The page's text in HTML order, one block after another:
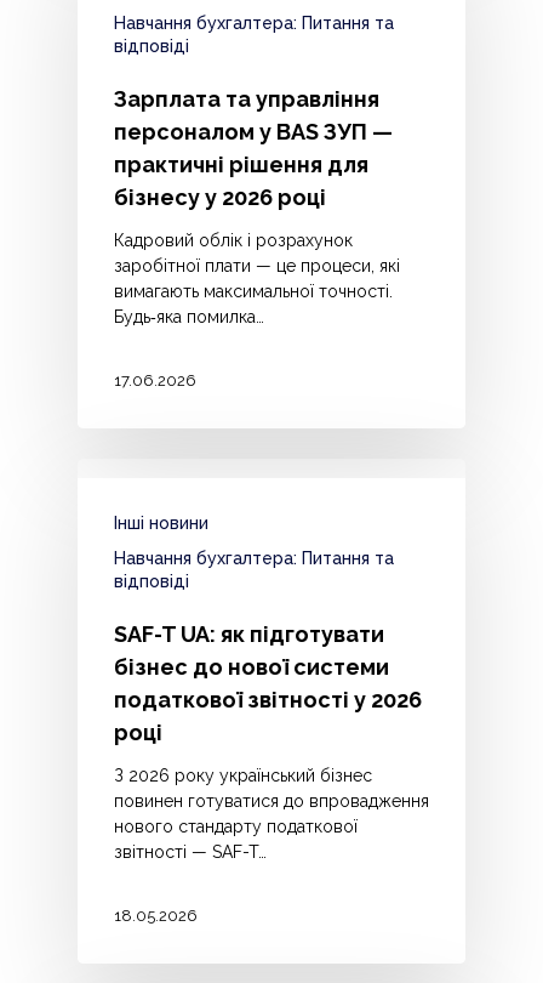
Навчання бухгалтера: Питання та
відповіді
Зарплата та управління
персоналом у BAS ЗУП —
практичні рішення для
бізнесу у 2026 році
Кадровий облік і розрахунок
заробітної плати — це процеси, які
вимагають максимальної точності.
Будь‑яка помилка…
17.06.2026
Інші новини
Навчання бухгалтера: Питання та
відповіді
SAF-T UA: як підготувати
бізнес до нової системи
податкової звітності у 2026
році
З 2026 року український бізнес
повинен готуватися до впровадження
нового стандарту податкової
звітності — SAF-T…
18.05.2026